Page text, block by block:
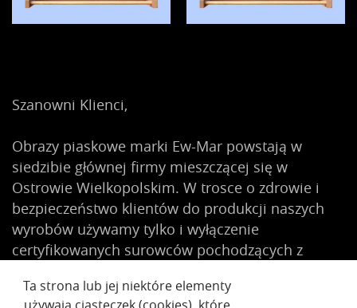
Szanowni Klienci,
Obrazy piaskowe marki Ew-Mar powstają w
siedzibie głównej firmy mieszczącej się w
Ostrowie Wielkopolskim. W trosce o zdrowie i
bezpieczeństwo klientów do produkcji naszych
wyrobów używamy tylko i wyłączenie
certyfikowanych surowców pochodzących z
materiały wytwarzane w Polsce.
Ta strona lub jej niektóre elementy